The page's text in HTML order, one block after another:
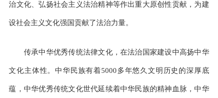
治文化、弘扬社会主义法治精神等作出重大原创性贡献，为建
设社会主义文化强国贡献了法治力量。
传承中华优秀传统法律文化，在法治国家建设中高扬中华
文化主体性。中华民族有着5000多年悠久文明历史的深厚底
蕴，中华优秀传统文化世代延续着中华民族的精神血脉，中华